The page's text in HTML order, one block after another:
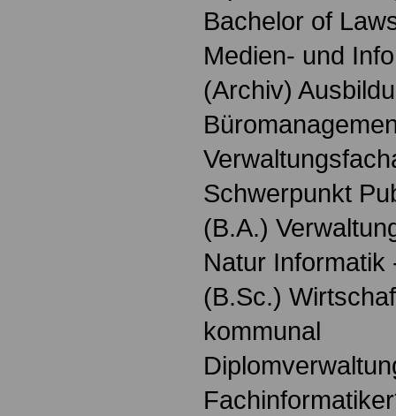
Bachelor of
Medien- und
(Archiv)
Schwerpunkt
(B.A.)
Natur Informatik
(B.Sc.)
kommunal